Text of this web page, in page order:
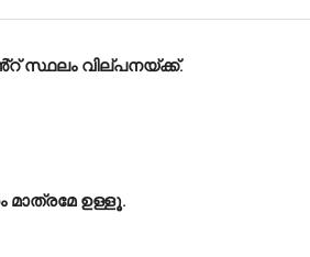
സ്ഥലം വില്പനയ്ക്ക്.
മാത്രമേ ഉള്ളൂ.